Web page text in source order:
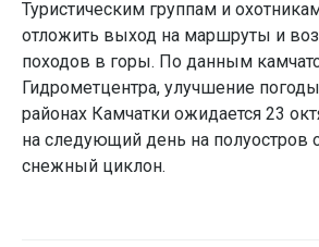
Туристическим группам и
отложить выход на маршруты и
походов в горы. По данным
Гидрометцентра, улучшение
районах Камчатки ожидается 23
на следующий день на полуостров
снежный циклон.